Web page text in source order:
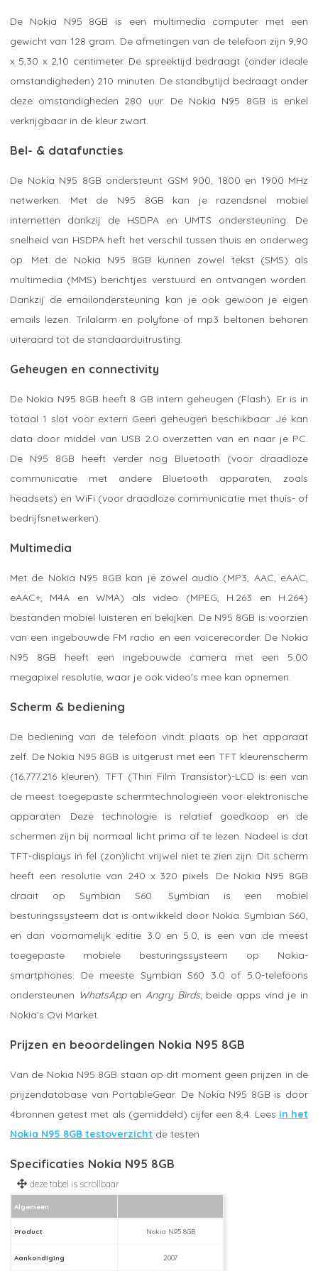
De Nokia N95 8GB is een multimedia computer met een
gewicht van 128 gram. De afmetingen van de telefoon zijn 9,90
x 5,30 x 2,10 centimeter. De spreektijd bedraagt (onder ideale
omstandigheden) 210 minuten. De standbytijd bedraagt onder
deze omstandigheden 280 uur. De Nokia N95 8GB is enkel
verkrijgbaar in de kleur zwart.
Bel- & datafuncties
De Nokia N95 8GB ondersteunt GSM 900, 1800 en 1900 MHz
netwerken. Met de N95 8GB kan je razendsnel mobiel
internetten dankzij de HSDPA en UMTS ondersteuning. De
snelheid van HSDPA heft het verschil tussen thuis en onderweg
op. Met de Nokia N95 8GB kunnen zowel tekst (SMS) als
multimedia (MMS) berichtjes verstuurd en ontvangen worden.
Dankzij de emailondersteuning kan je ook gewoon je eigen
emails lezen. Trilalarm en polyfone of mp3 beltonen behoren
uiteraard tot de standaarduitrusting.
Geheugen en connectivity
De Nokia N95 8GB heeft 8 GB intern geheugen (Flash). Er is in
totaal 1 slot voor extern Geen geheugen beschikbaar. Je kan
data door middel van USB 2.0 overzetten van en naar je PC.
De N95 8GB heeft verder nog Bluetooth (voor draadloze
communicatie met andere Bluetooth apparaten, zoals
headsets) en WiFi (voor draadloze communicatie met thuis- of
bedrijfsnetwerken).
Multimedia
Met de Nokia N95 8GB kan je zowel audio (MP3, AAC, eAAC,
eAAC+, M4A en WMA) als video (MPEG, H.263 en H.264)
bestanden mobiel luisteren en bekijken. De N95 8GB is voorzien
van een ingebouwde FM radio en een voicerecorder. De Nokia
N95 8GB heeft een ingebouwde camera met een 5.00
megapixel resolutie, waar je ook video's mee kan opnemen.
Scherm & bediening
De bediening van de telefoon vindt plaats op het apparaat
zelf. De Nokia N95 8GB is uitgerust met een TFT kleurenscherm
(16.777.216 kleuren). TFT (Thin Film Transistor)-LCD is een van
de meest toegepaste schermtechnologieën voor elektronische
apparaten. Deze technologie is relatief goedkoop en de
schermen zijn bij normaal licht prima af te lezen. Nadeel is dat
TFT-displays in fel (zon)licht vrijwel niet te zien zijn. Dit scherm
heeft een resolutie van 240 x 320 pixels. De Nokia N95 8GB
draait op Symbian S60. Symbian is een mobiel
besturingssysteem dat is ontwikkeld door Nokia. Symbian S60,
en dan voornamelijk editie 3.0 en 5.0, is een van de meest
toegepaste mobiele besturingssysteem op Nokia-
smartphones. De meeste Symbian S60 3.0 of 5.0-telefoons
ondersteunen WhatsAppen Angry Birds; beide apps vind je in
Nokia's Ovi Market.
Prijzen en beoordelingen Nokia N95 8GB
Van de Nokia N95 8GB staan op dit moment geen prijzen in de
prijzendatabase van PortableGear. De Nokia N95 8GB is door
4bronnen getest met als (gemiddeld) cijfer een 8,4. Lees in het
Nokia N95 8GB testoverzicht de testen
Specificaties Nokia N95 8GB
Algemeen
Product Nokia N95 8GB
Aankondiging 2007